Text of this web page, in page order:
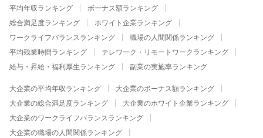
平均年収ランキング
ボーナス額ランキング
総合満足度ランキング
ホワイト企業ランキング
ワークライフバランスランキング
職場の人間関係ランキング
平均残業時間ランキング
テレワーク・リモートワークランキング
給与・昇給・福利厚生ランキング
副業の実施率ランキング
大企業の平均年収ランキング
大企業のボーナス額ランキング
大企業の総合満足度ランキング
大企業のホワイト企業ランキング
大企業のワークライフバランスランキング
大企業の職場の人間関係ランキング